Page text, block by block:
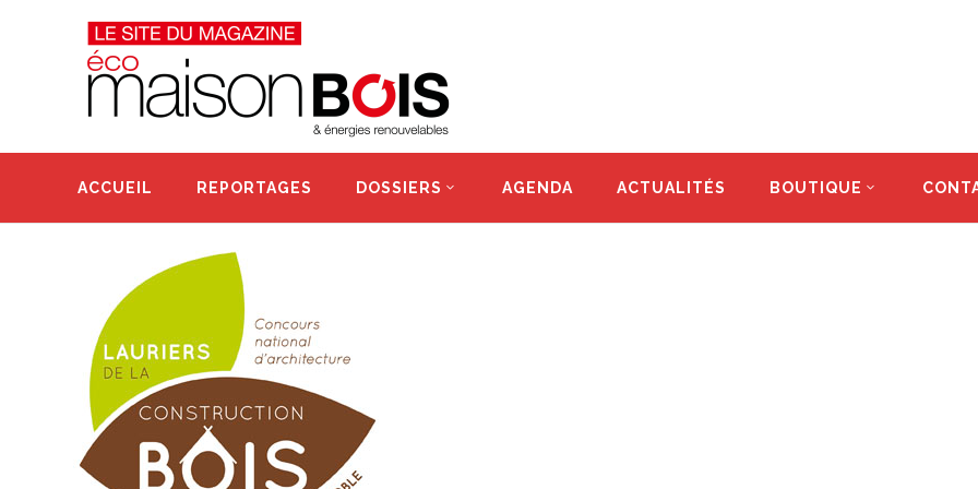
ACCUEIL REPORTAGES DOSSIERS AGENDA ACTUALITÉS BOUTIQUE